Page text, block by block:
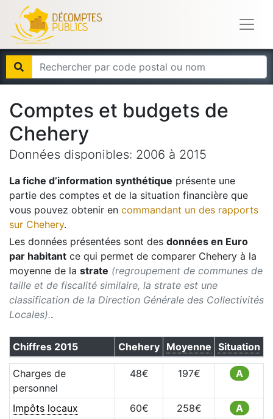
Comptes et budgets de
Chehery
Données disponibles: 2006 à 2015
La fiche d’information synthétique présente une
partie des comptes et de la situation financière que
vous pouvez obtenir en commandant un des rapports
sur Chehery.
Les données présentées sont des données en Euro
par habitant ce qui permet de comparer Chehery à la
moyenne de la strate (regroupement de communes de
taille et de fiscalité similaire, la strate est une
classification de la Direction Générale des Collectivités
Locales)..
Chiffres 2015 Chehery Moyenne Situation
Charges de
personnel
48€ 197€ A
Impôts locaux 60€ 258€
A